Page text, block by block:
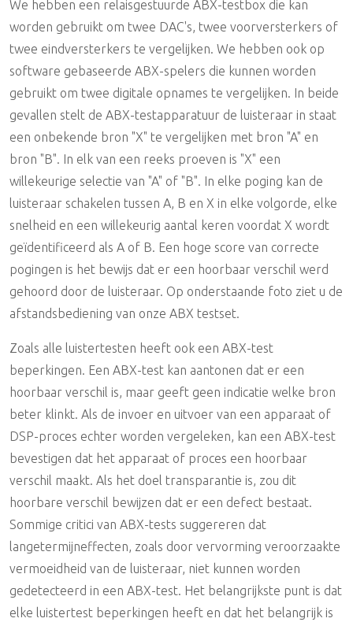
We hebben een relaisgestuurde ABX-testbox die kan
worden gebruikt om twee DAC's, twee voorversterkers of
twee eindversterkers te vergelijken. We hebben ook op
software gebaseerde ABX-spelers die kunnen worden
gebruikt om twee digitale opnames te vergelijken. In beide
gevallen stelt de ABX-testapparatuur de luisteraar in staat
een onbekende bron "X" te vergelijken met bron "A" en
bron "B". In elk van een reeks proeven is "X" een
willekeurige selectie van "A" of "B". In elke poging kan de
luisteraar schakelen tussen A, B en X in elke volgorde, elke
snelheid en een willekeurig aantal keren voordat X wordt
geïdentificeerd als A of B. Een hoge score van correcte
pogingen is het bewijs dat er een hoorbaar verschil werd
gehoord door de luisteraar. Op onderstaande foto ziet u de
afstandsbediening van onze ABX testset.
Zoals alle luistertesten heeft ook een ABX-test
beperkingen. Een ABX-test kan aantonen dat er een
hoorbaar verschil is, maar geeft geen indicatie welke bron
beter klinkt. Als de invoer en uitvoer van een apparaat of
DSP-proces echter worden vergeleken, kan een ABX-test
bevestigen dat het apparaat of proces een hoorbaar
verschil maakt. Als het doel transparantie is, zou dit
hoorbare verschil bewijzen dat er een defect bestaat.
Sommige critici van ABX-tests suggereren dat
langetermijneffecten, zoals door vervorming veroorzaakte
vermoeidheid van de luisteraar, niet kunnen worden
gedetecteerd in een ABX-test. Het belangrijkste punt is dat
elke luistertest beperkingen heeft en dat het belangrijk is